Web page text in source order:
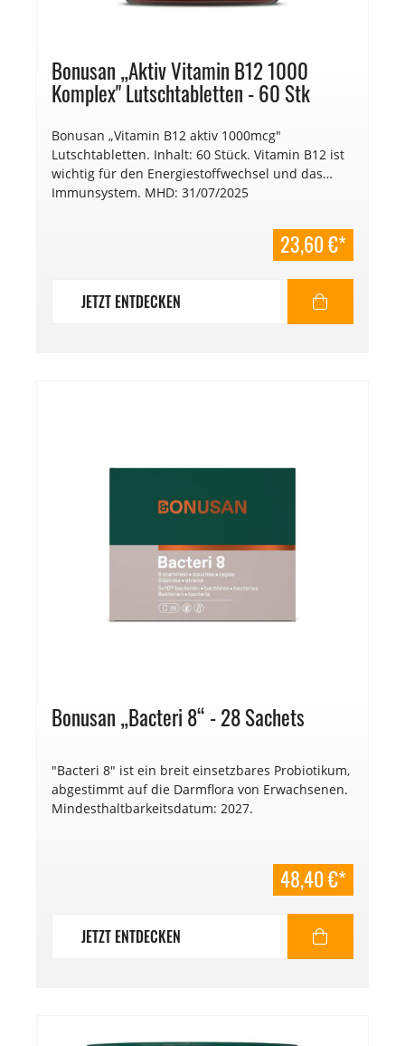
Bonusan „Aktiv Vitamin B12 1000
Komplex" Lutschtabletten - 60 Stk
Bonusan „Vitamin B12 aktiv 1000mcg"
Lutschtabletten. Inhalt: 60 Stück. Vitamin B12 ist
wichtig für den Energiestoffwechsel und das
Immunsystem. MHD: 31/07/2025
23,60 €*
JETZT ENTDECKEN
Bonusan „Bacteri 8“ - 28 Sachets
"Bacteri 8" ist ein breit einsetzbares Probiotikum,
abgestimmt auf die Darmflora von Erwachsenen.
Mindesthaltbarkeitsdatum: 2027.
48,40 €*
JETZT ENTDECKEN